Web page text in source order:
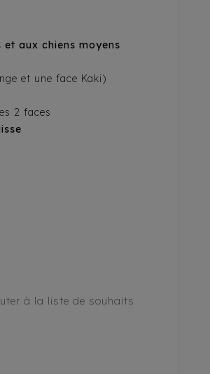
aux chiens moyens
et une face Kaki)
2 faces
à la liste de souhaits